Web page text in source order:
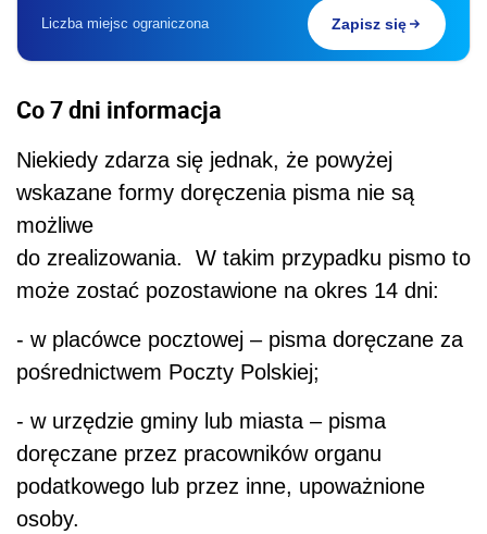
Liczba miejsc ograniczona Zapisz się
Co 7 dni informacja
Niekiedy zdarza się jednak, że powyżej
wskazane formy doręczenia pisma nie są
możliwe
do zrealizowania. W takim przypadku pismo to
może zostać pozostawione na okres 14 dni:
- w placówce pocztowej – pisma doręczane za
pośrednictwem Poczty Polskiej;
- w urzędzie gminy lub miasta – pisma
doręczane przez pracowników organu
podatkowego lub przez inne, upoważnione
osoby.